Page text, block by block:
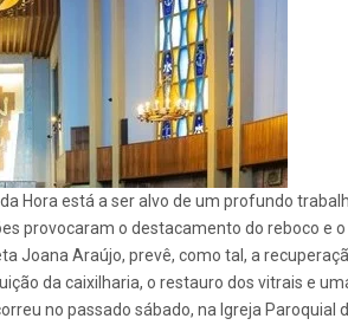
Hora está a ser alvo de um profundo
provocaram o destacamento do reboco e
Joana Araújo, prevê, como tal, a
da caixilharia, o restauro dos vitrais e
no passado sábado, na Igreja